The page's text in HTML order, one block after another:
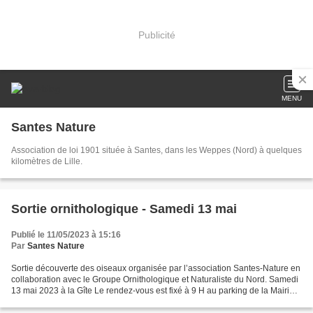
Publicité
MENU
Santes Nature
Association de loi 1901 située à Santes, dans les Weppes (Nord) à quelques
kilomètres de Lille.
Sortie ornithologique - Samedi 13 mai
Publié le 11/05/2023 à 15:16
Par Santes Nature
Sortie découverte des oiseaux organisée par l’association Santes-Nature en
collaboration avec le Groupe Ornithologique et Naturaliste du Nord. Samedi
13 mai 2023 à la Gîte Le rendez-vous est fixé à 9 H au parking de la Mairie